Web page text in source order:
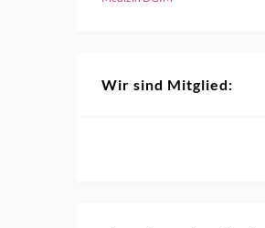
Wir sind Mitglied: